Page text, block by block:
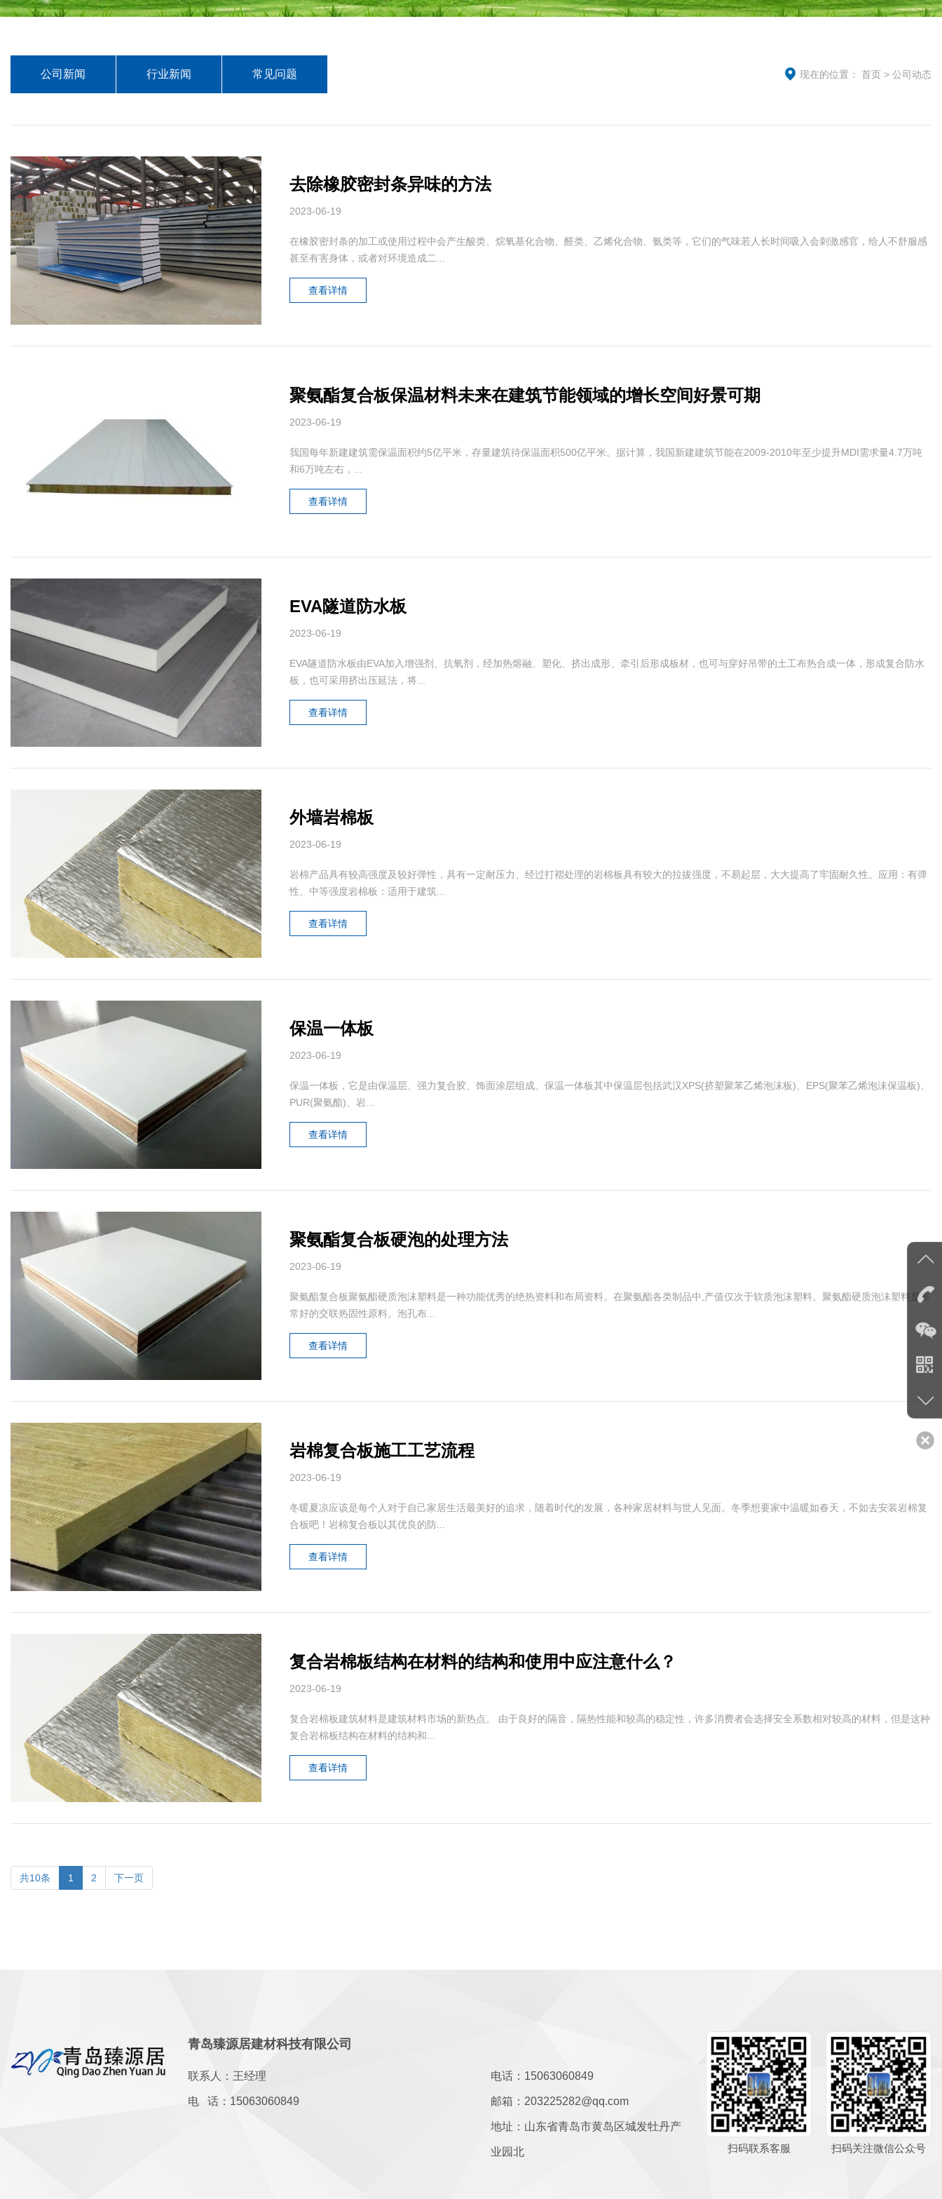
现在的位置： 首页 > 公司动态
公司新闻 行业新闻 常见问题
去除橡胶密封条异味的方法
2023-06-19
在橡胶密封条的加工或使用过程中会产生酸类、烷氧基化合物、醛类、乙烯化合物、氨类等，它们的气味若人长时间吸入会刺激感官，给人不舒服感
甚至有害身体，或者对环境造成二...
查看详情
聚氨酯复合板保温材料未来在建筑节能领域的增长空间好景可期
2023-06-19
我国每年新建建筑需保温面积约5亿平米，存量建筑待保温面积500亿平米。据计算，我国新建建筑节能在2009-2010年至少提升MDI需求量4.7万吨
和6万吨左右，...
查看详情
EVA隧道防水板
2023-06-19
EVA隧道防水板由EVA加入增强剂、抗氧剂，经加热熔融、塑化、挤出成形、牵引后形成板材，也可与穿好吊带的土工布热合成一体，形成复合防水
板，也可采用挤出压延法，将...
查看详情
外墙岩棉板
2023-06-19
岩棉产品具有较高强度及较好弹性，具有一定耐压力、经过打褶处理的岩棉板具有较大的拉拔强度，不易起层，大大提高了牢固耐久性。应用：有弹
性、中等强度岩棉板：适用于建筑...
查看详情
保温一体板
2023-06-19
保温一体板，它是由保温层、强力复合胶、饰面涂层组成。保温一体板其中保温层包括武汉XPS(挤塑聚苯乙烯泡沫板)、EPS(聚苯乙烯泡沫保温板)、
PUR(聚氨酯)、岩...
查看详情
聚氨酯复合板硬泡的处理方法
2023-06-19
聚氨酯复合板聚氨酯硬质泡沫塑料是一种功能优秀的绝热资料和布局资料。在聚氨酯各类制品中,产值仅次于软质泡沫塑料。聚氨酯硬质泡沫塑料是非
常好的交联热固性原料。泡孔布...
查看详情
岩棉复合板施工工艺流程
2023-06-19
冬暖夏凉应该是每个人对于自己家居生活最美好的追求，随着时代的发展，各种家居材料与世人见面。冬季想要家中温暖如春天，不如去安装岩棉复
合板吧！岩棉复合板以其优良的防...
查看详情
复合岩棉板结构在材料的结构和使用中应注意什么？
2023-06-19
复合岩棉板建筑材料是建筑材料市场的新热点。 由于良好的隔音，隔热性能和较高的稳定性，许多消费者会选择安全系数相对较高的材料，但是这种
复合岩棉板结构在材料的结构和...
查看详情
共10条 1 2 下一页
青岛臻源居建材科技有限公司
联系人：王经理
电 话：15063060849
电话：15063060849
邮箱：203225282@qq.com
地址：山东省青岛市黄岛区城发牡丹产
业园北 扫码关注微信公众号
扫码联系客服